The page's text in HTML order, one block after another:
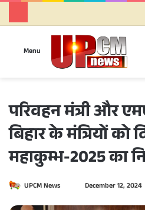
Menu
परिवहन मंत्री और
बिहार के मंत्रियों को
महाकुम्भ-2025 का
UPCM News December 12, 2024